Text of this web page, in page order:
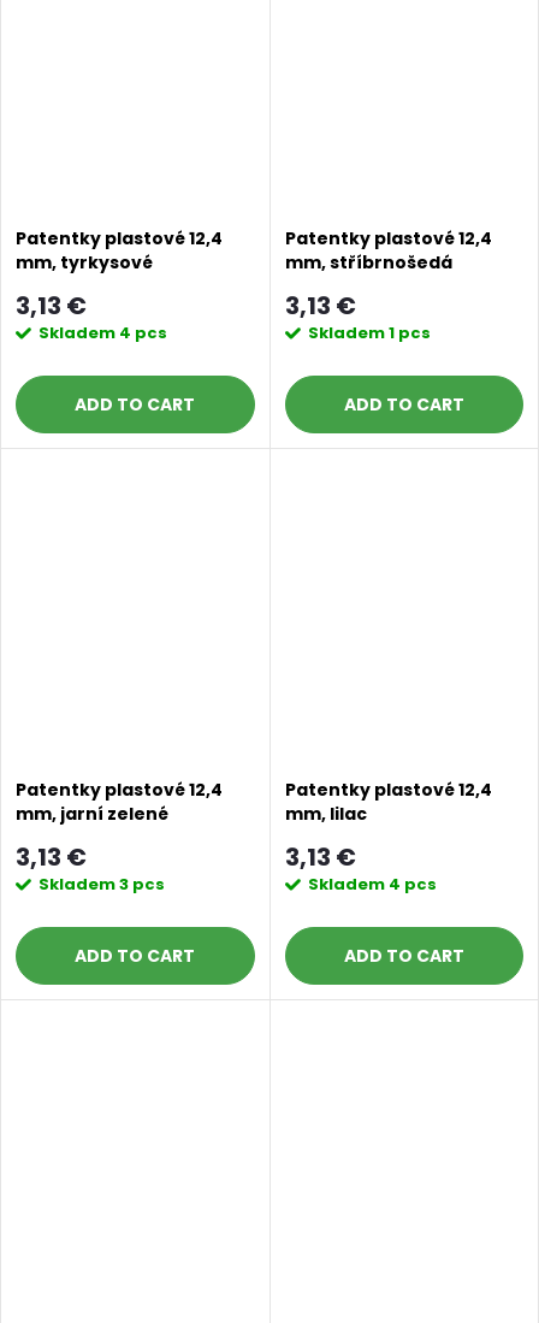
Patentky plastové 12,4
mm, tyrkysové
3,13 €
Skladem 4 pcs
ADD TO CART
Patentky plastové 12,4
mm, stříbrnošedá
3,13 €
Skladem1 pcs
ADD TO CART
Patentky plastové 12,4
mm, jarní zelené
3,13 €
Skladem3 pcs
ADD TO CART
Patentky plastové 12,4
mm, lilac
3,13 €
Skladem 4 pcs
ADD TO CART